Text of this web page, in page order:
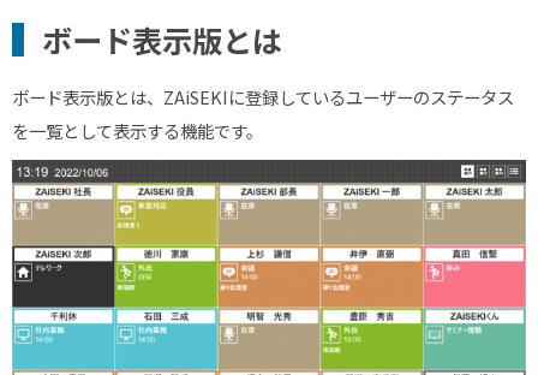
ボード表示版とは
ボード表示版とは、ZAiSEKIに登録しているユーザーのステータス
を一覧として表示する機能です。